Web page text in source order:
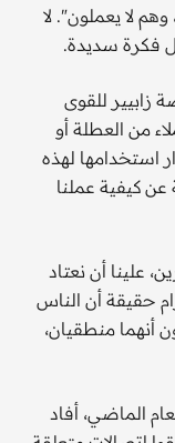
لا يعملون". لا
فكرة سديدة.
زابيير للقوى
من العطلة أو
استخدامها لهذه
عن كيفية عملنا
علينا أن نعتاد
حقيقة أن الناس
أنهما منطقيان،
الماضي، أفاد